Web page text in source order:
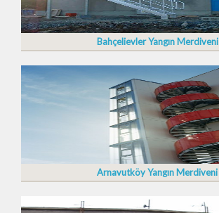
Bahçelievler Yangın Merdiveni
Arnavutköy Yangın Merdiveni